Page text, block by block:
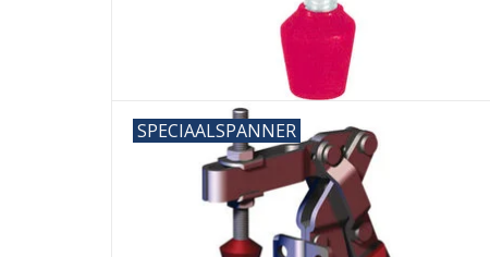
SPECIAALSPANNER